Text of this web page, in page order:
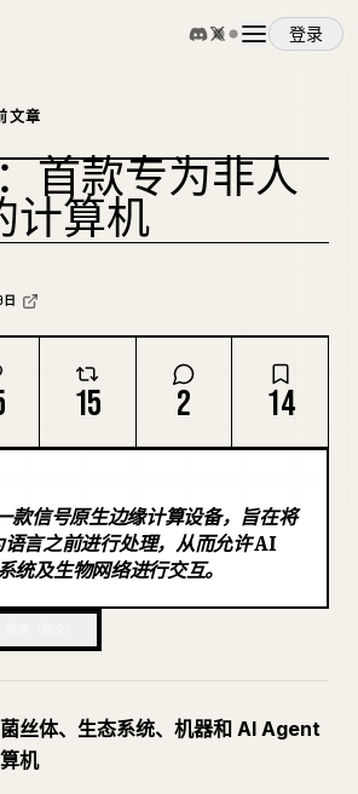
登录
器
上
之间的桥梁
到此结束
文章
：首款专为非人
计算机
15 2 14
信号原生边缘计算设备，旨在将
言之前进行处理，从而允许 AI
统及生物网络进行交互。
丝体、生态系统、机器和 AI Agent
机